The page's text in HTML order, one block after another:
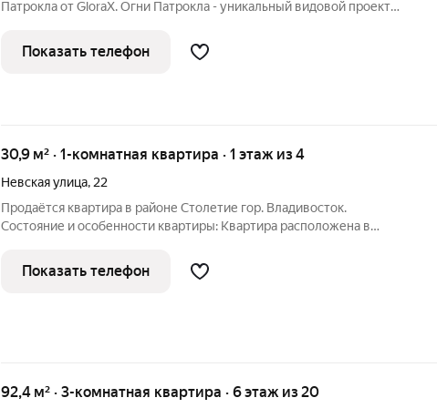
Патрокла от GloraX. Огни Патрокла - уникальный видовой проект с
Общая площадь лота составляет 51,34 кв. м, из которых 22,11 кв. м
Показать телефон
30,9 м² · 1-комнатная квартира · 1 этаж из 4
Невская улица, 22
Продаётся квартира в районе Столетие гор. Владивосток.
Состояние и особенности квартиры: Квартира расположена в
города. Великолепное расположение и транспортная
доступность, позволяет уехать
Показать телефон
92,4 м² · 3-комнатная квартира · 6 этаж из 20